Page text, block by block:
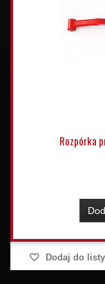
Rozpórka
Dodaj do